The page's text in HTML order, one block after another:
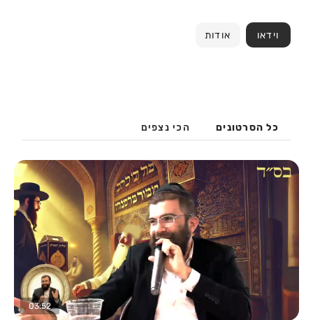
וידאו אודות
כל הסרטונים הכי נצפים
03:52